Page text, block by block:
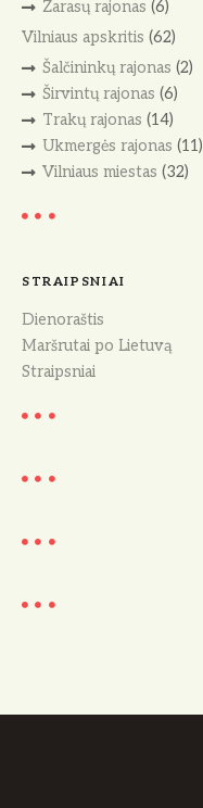
Zarasų rajonas (6)
Vilniaus apskritis (62)
Šalčininkų rajonas (2)
Širvintų rajonas (6)
Trakų rajonas (14)
Ukmergės rajonas (11)
Vilniaus miestas (32)
STRAIPSNIAI
Dienoraštis
Maršrutai po Lietuvą
Straipsniai